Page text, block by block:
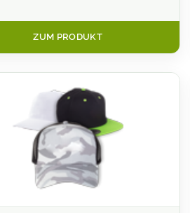
ZUM PRODUKT